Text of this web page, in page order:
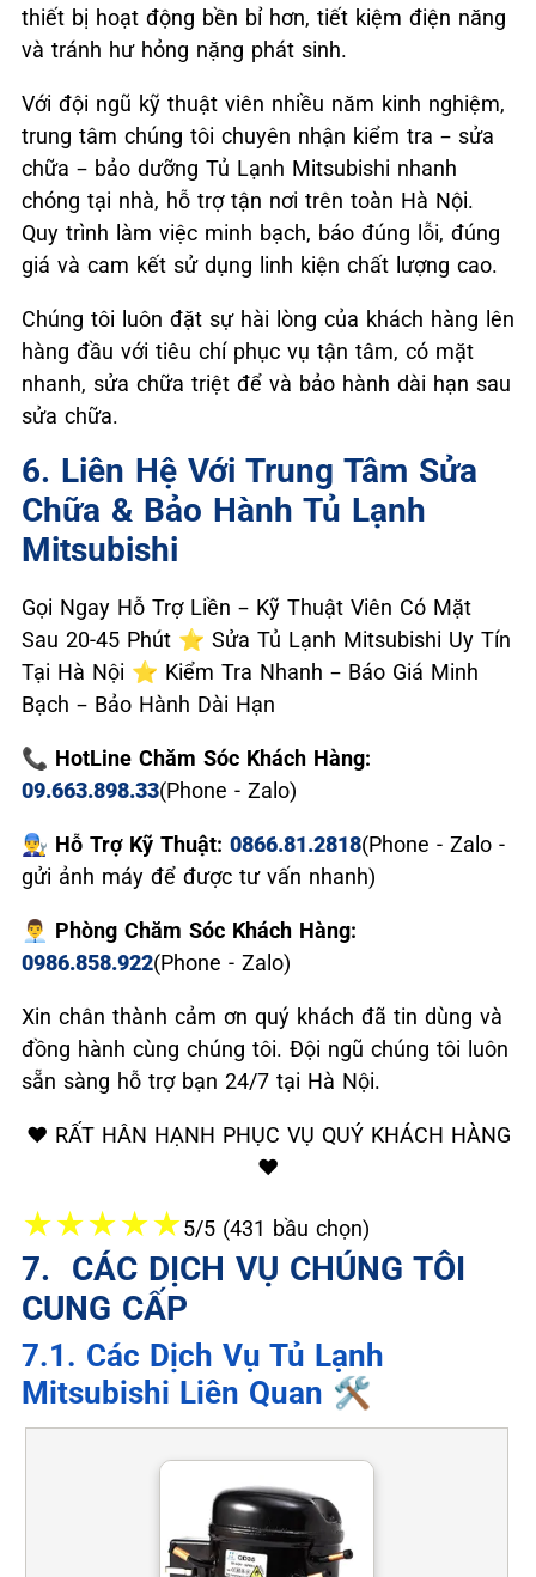
thiết bị hoạt động bền bỉ hơn, tiết kiệm điện năng
và tránh hư hỏng nặng phát sinh.
Với đội ngũ kỹ thuật viên nhiều năm kinh nghiệm,
trung tâm chúng tôi chuyên nhận kiểm tra – sửa
chữa – bảo dưỡng Tủ Lạnh Mitsubishi nhanh
chóng tại nhà, hỗ trợ tận nơi trên toàn Hà Nội.
Quy trình làm việc minh bạch, báo đúng lỗi, đúng
giá và cam kết sử dụng linh kiện chất lượng cao.
Chúng tôi luôn đặt sự hài lòng của khách hàng lên
hàng đầu với tiêu chí phục vụ tận tâm, có mặt
nhanh, sửa chữa triệt để và bảo hành dài hạn sau
sửa chữa.
6. Liên Hệ Với Trung Tâm Sửa
Chữa & Bảo Hành Tủ Lạnh
Mitsubishi
Gọi Ngay Hỗ Trợ Liền – Kỹ Thuật Viên Có Mặt
Sau 20-45 Phút ⭐ Sửa Tủ Lạnh Mitsubishi Uy Tín
Tại Hà Nội ⭐ Kiểm Tra Nhanh – Báo Giá Minh
Bạch – Bảo Hành Dài Hạn
📞 HotLine Chăm Sóc Khách Hàng:
09.663.898.33(Phone - Zalo)
👨‍🔧 Hỗ Trợ Kỹ Thuật: 0866.81.2818(Phone - Zalo -
gửi ảnh máy để được tư vấn nhanh)
👨‍💼 Phòng Chăm Sóc Khách Hàng:
0986.858.922(Phone - Zalo)
Xin chân thành cảm ơn quý khách đã tin dùng và
đồng hành cùng chúng tôi. Đội ngũ chúng tôi luôn
sẵn sàng hỗ trợ bạn 24/7 tại Hà Nội.
❤️ RẤT HÂN HẠNH PHỤC VỤ QUÝ KHÁCH HÀNG
❤️
★★★★★5/5 (431 bầu chọn)
7. ️ CÁC DỊCH VỤ CHÚNG TÔI
CUNG CẤP
7.1. Các Dịch Vụ Tủ Lạnh
Mitsubishi Liên Quan 🛠️